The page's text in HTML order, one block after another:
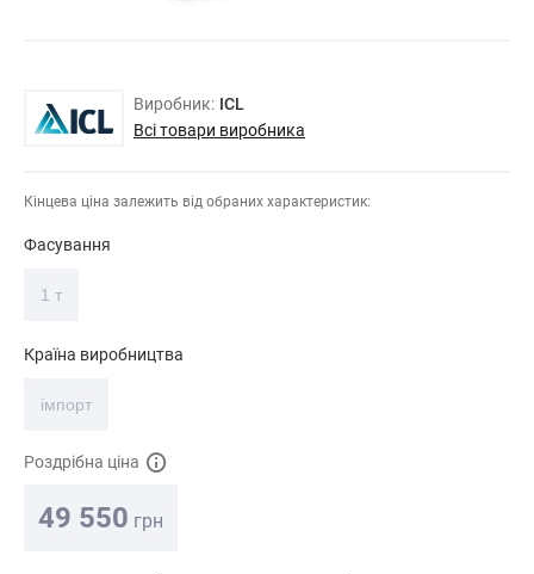
Виробник: ICL
Всі товари виробника
Кінцева ціна залежить від обраних характеристик:
Фасування
1 т
Країна виробництва
імпорт
Роздрібна ціна
49 550 грн